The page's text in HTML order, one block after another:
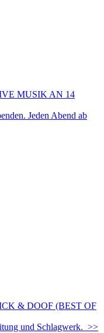
MUSIK AN 14
Jeden Abend ab
& DOOF (BEST OF
und Schlagwerk. >>